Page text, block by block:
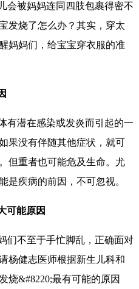
会被妈妈连同四肢包裹得密不
发烧了怎么办？其实，穿太
妈妈们，给宝宝穿衣服的准
有潜在感染或发炎而引起的一
果没有伴随其他症状，就可
但重者也可能危及生命。尤
是疾病的前因，不可忽视。
可能原因
们不至于手忙脚乱，正确面对
杨健志医师根据新生儿科和
烧&#8220;最有可能的原因